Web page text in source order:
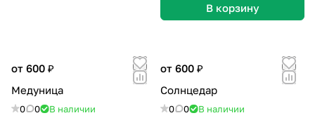
В корзину
от 600 ₽
Медуница
0 0 В наличии
от 600 ₽
Солнцедар
0 0 В наличии